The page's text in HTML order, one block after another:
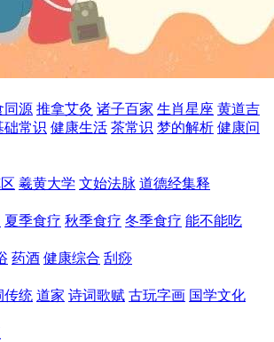
同源 推拿艾灸 诸子百家 生肖星座 黄道吉
础常识 健康生活 茶常识 梦的解析 健康问
羲黄大学 文始法脉 道德经集释
夏季食疗 秋季食疗 冬季食疗 能不能吃
药酒 健康综合 刮痧
传统 道家 诗词歌赋 古玩字画 国学文化